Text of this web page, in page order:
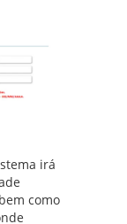
irá
como